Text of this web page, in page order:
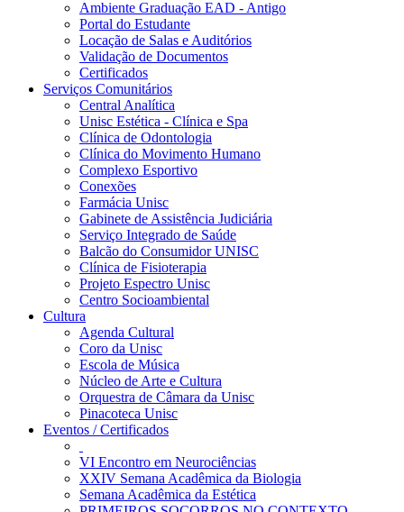
Ambiente Graduação EAD - Antigo
Portal do Estudante
Locação de Salas e Auditórios
Validação de Documentos
Certificados
Serviços Comunitários
Central Analítica
Unisc Estética - Clínica e Spa
Clínica de Odontologia
Clínica do Movimento Humano
Complexo Esportivo
Conexões
Farmácia Unisc
Gabinete de Assistência Judiciária
Serviço Integrado de Saúde
Balcão do Consumidor UNISC
Clínica de Fisioterapia
Projeto Espectro Unisc
Centro Socioambiental
Cultura
Agenda Cultural
Coro da Unisc
Escola de Música
Núcleo de Arte e Cultura
Orquestra de Câmara da Unisc
Pinacoteca Unisc
Eventos / Certificados
VI Encontro em Neurociências
XXIV Semana Acadêmica da Biologia
Semana Acadêmica da Estética